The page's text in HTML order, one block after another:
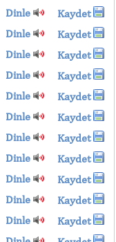
Dinle
Kaydet
Dinle
Kaydet
Dinle
Kaydet
Dinle
Kaydet
Dinle
Kaydet
Dinle
Kaydet
Dinle
Kaydet
Dinle
Kaydet
Dinle
Kaydet
Dinle
Kaydet
Dinle
Kaydet